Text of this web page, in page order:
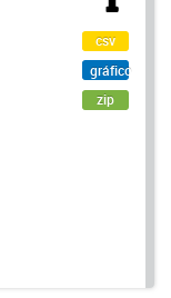
csv
gráfico
zip